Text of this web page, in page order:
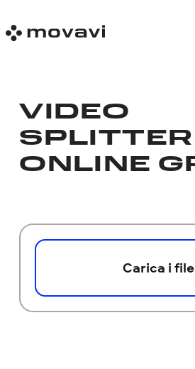
VIDEO
SPLITTER
ONLINE
Carica i file